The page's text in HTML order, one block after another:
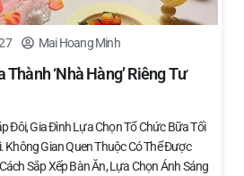
Mai Hoang Minh
Thành ‘nhà Hàng’ Riêng Tư
Đôi, Gia Đình Lựa Chọn Tổ Chức Bữa Tối
Không Gian Quen Thuộc Có Thể Được
Sắp Xếp Bàn Ăn, Lựa Chọn Ánh Sáng